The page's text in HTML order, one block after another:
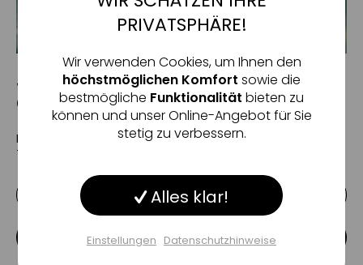
– It’s a 10 hat den passenden Leave-In Conditioner.
Jetzt anmelden und 10%
Gutschein sichern!
Erhalten Sie spektakuläre Angebote, exklusive Beauty-
Tipps und Neuheiten in unserem kostenlosen Newsletter.
ANMELDEN
Tracking Inaktiv
Sonstige Inaktiv
Einstellungen speichern
PRIVATSPHÄRE!
Wir verwenden Cookies, um Ihnen den
höchstmöglichen Komfort sowie die
bestmögliche Funktionalität bieten zu
können und unser Online-Angebot für Sie
stetig zu verbessern.
Alles klar!
Einstellungen Datenschutzhinweise